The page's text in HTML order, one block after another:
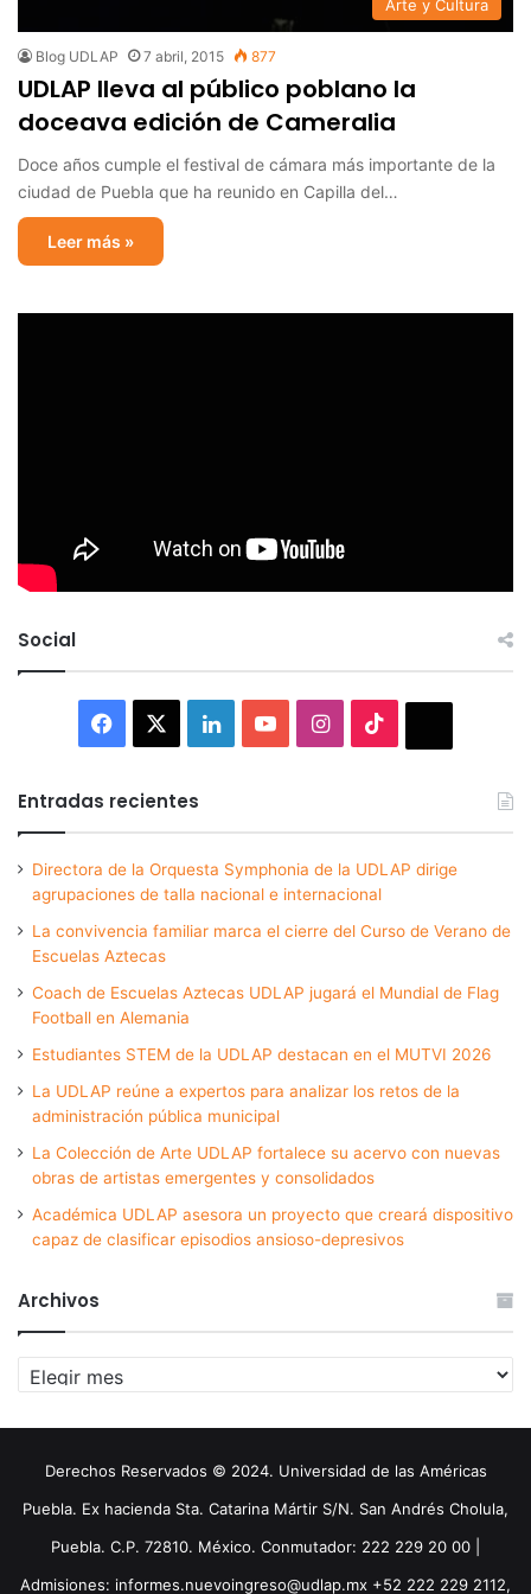
Arte y Cultura
Blog UDLAP 7 abril, 2015 877
UDLAP lleva al público poblano la
doceava edición de Cameralia
Doce años cumple el festival de cámara más importante de la
ciudad de Puebla que ha reunido en Capilla del…
Leer más »
Social
Facebook LinkedInYouTubeInstagram
Entradas recientes
Directora de la Orquesta Symphonia de la UDLAP dirige
agrupaciones de talla nacional e internacional
La convivencia familiar marca el cierre del Curso de Verano de
Escuelas Aztecas
Coach de Escuelas Aztecas UDLAP jugará el Mundial de Flag
Football en Alemania
Estudiantes STEM de la UDLAP destacan en el MUTVI 2026
La UDLAP reúne a expertos para analizar los retos de la
administración pública municipal
La Colección de Arte UDLAP fortalece su acervo con nuevas
obras de artistas emergentes y consolidados
Académica UDLAP asesora un proyecto que creará dispositivo
capaz de clasificar episodios ansioso-depresivos
Archivos
Archivos
Derechos Reservados © 2024. Universidad de las Américas
Puebla. Ex hacienda Sta. Catarina Mártir S/N. San Andrés Cholula,
Puebla. C.P. 72810. México. Conmutador: 222 229 20 00 |
Admisiones: informes.nuevoingreso@udlap.mx +52 222 229 2112,